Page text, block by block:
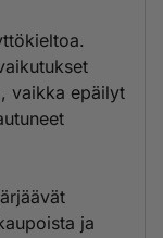
vaikka epäilyt
ja